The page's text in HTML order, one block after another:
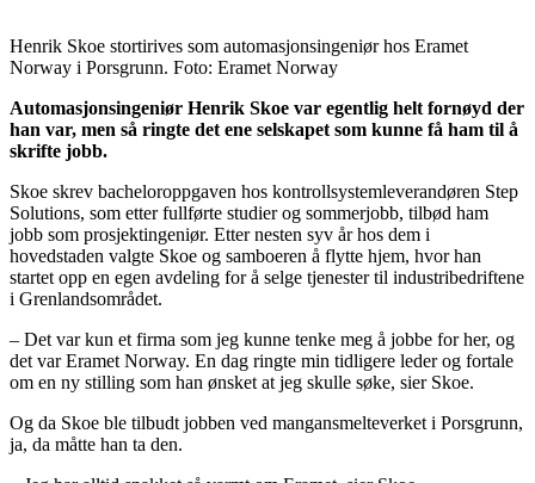
Henrik Skoe stortirives som automasjonsingeniør hos Eramet
Norway i Porsgrunn. Foto: Eramet Norway
Automasjonsingeniør Henrik Skoe var egentlig helt fornøyd der
han var, men så ringte det ene selskapet som kunne få ham til å
skrifte jobb.
Skoe skrev bacheloroppgaven hos kontrollsystemleverandøren Step
Solutions, som etter fullførte studier og sommerjobb, tilbød ham
jobb som prosjektingeniør. Etter nesten syv år hos dem i
hovedstaden valgte Skoe og samboeren å flytte hjem, hvor han
startet opp en egen avdeling for å selge tjenester til industribedriftene
i Grenlandsområdet.
– Det var kun et firma som jeg kunne tenke meg å jobbe for her, og
det var Eramet Norway. En dag ringte min tidligere leder og fortale
om en ny stilling som han ønsket at jeg skulle søke, sier Skoe.
Og da Skoe ble tilbudt jobben ved mangansmelteverket i Porsgrunn,
ja, da måtte han ta den.